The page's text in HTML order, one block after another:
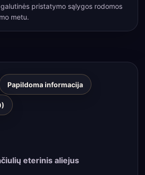
pristatymo sąlygos rodomos
metu.
Papildoma informacija
eterinis aliejus